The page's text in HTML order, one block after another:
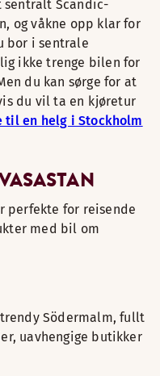
sentralt Scandic-
og våkne opp klar for
bor i sentrale
ikke trenge bilen for
du kan sørge for at
du vil ta en kjøretur
til en helg i Stockholm
perfekte for reisende
med bil om
Södermalm, fullt
uavhengige butikker